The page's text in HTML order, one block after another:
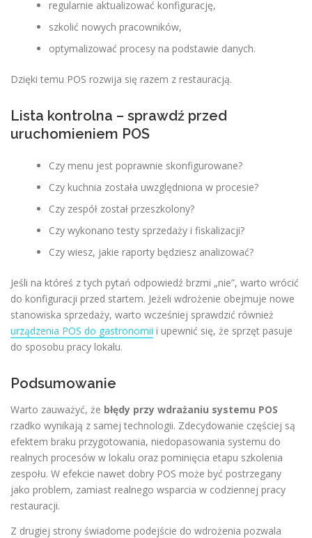
regularnie aktualizować konfigurację,
szkolić nowych pracowników,
optymalizować procesy na podstawie danych.
Dzięki temu POS rozwija się razem z restauracją.
Lista kontrolna – sprawdź przed
uruchomieniem POS
Czy menu jest poprawnie skonfigurowane?
Czy kuchnia została uwzględniona w procesie?
Czy zespół został przeszkolony?
Czy wykonano testy sprzedaży i fiskalizacji?
Czy wiesz, jakie raporty będziesz analizować?
Jeśli na któreś z tych pytań odpowiedź brzmi „nie”, warto wrócić
do konfiguracji przed startem. Jeżeli wdrożenie obejmuje nowe
stanowiska sprzedaży, warto wcześniej sprawdzić również
urządzenia POS do gastronomii i upewnić się, że sprzęt pasuje
do sposobu pracy lokalu.
Podsumowanie
Warto zauważyć, że błędy przy wdrażaniu systemu POS
rzadko wynikają z samej technologii. Zdecydowanie częściej są
efektem braku przygotowania, niedopasowania systemu do
realnych procesów w lokalu oraz pominięcia etapu szkolenia
zespołu. W efekcie nawet dobry POS może być postrzegany
jako problem, zamiast realnego wsparcia w codziennej pracy
restauracji.
Z drugiej strony świadome podejście do wdrożenia pozwala